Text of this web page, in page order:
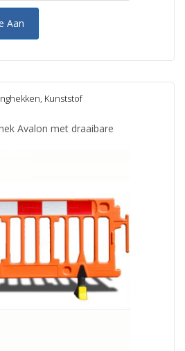
Aan
, Kunststof
Avalon met draaibare